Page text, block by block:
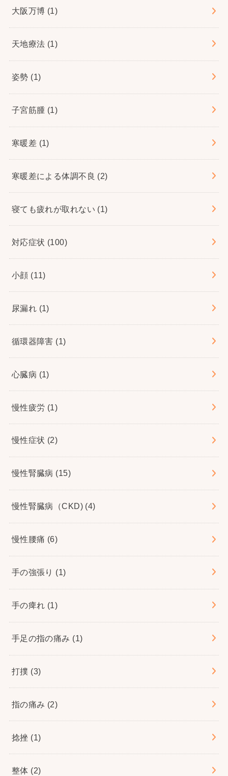
大阪万博 (1)
天地療法 (1)
姿勢 (1)
子宮筋腫 (1)
寒暖差 (1)
寒暖差による体調不良 (2)
寝ても疲れが取れない (1)
対応症状 (100)
小顔 (11)
尿漏れ (1)
循環器障害 (1)
心臓病 (1)
慢性疲労 (1)
慢性症状 (2)
慢性腎臓病 (15)
慢性腎臓病（CKD) (4)
慢性腰痛 (6)
手の強張り (1)
手の痺れ (1)
手足の指の痛み (1)
打撲 (3)
指の痛み (2)
捻挫 (1)
整体 (2)